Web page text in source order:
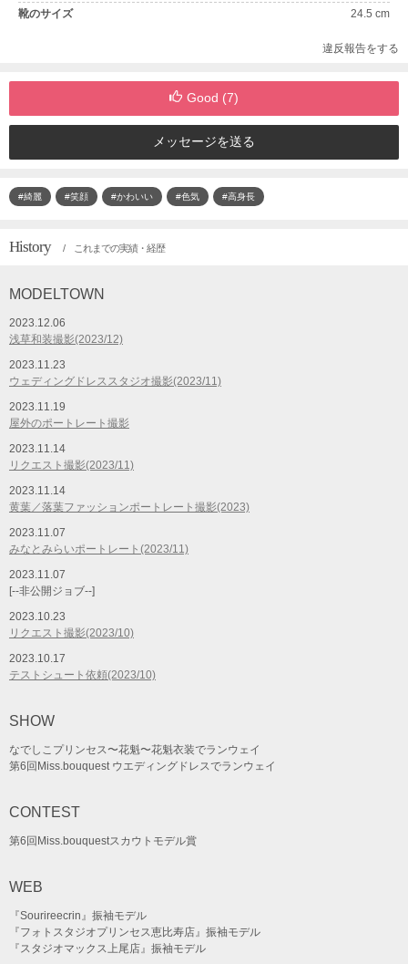
靴のサイズ 24.5 cm
違反報告をする
Good (7)
メッセージを送る
#綺麗 #笑顔 #かわいい #色気 #高身長
History / これまでの実績・経歴
MODELTOWN
2023.12.06
浅草和装撮影(2023/12)
2023.11.23
ウェディングドレススタジオ撮影(2023/11)
2023.11.19
屋外のポートレート撮影
2023.11.14
リクエスト撮影(2023/11)
2023.11.14
黄葉／落葉ファッションポートレート撮影(2023)
2023.11.07
みなとみらいポートレート(2023/11)
2023.11.07
[--非公開ジョブ--]
2023.10.23
リクエスト撮影(2023/10)
2023.10.17
テストシュート依頼(2023/10)
SHOW
なでしこプリンセス〜花魁〜花魁衣装でランウェイ
第6回Miss.bouquest ウエディングドレスでランウェイ
CONTEST
第6回Miss.bouquestスカウトモデル賞
WEB
『Sourireecrin』振袖モデル
『フォトスタジオプリンセス恵比寿店』振袖モデル
『スタジオマックス上尾店』振袖モデル